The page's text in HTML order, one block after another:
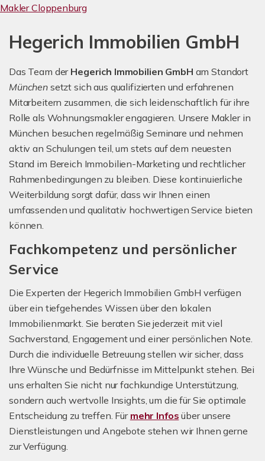
Makler Cloppenburg
Hegerich Immobilien GmbH
Das Team der Hegerich Immobilien GmbH am Standort
München setzt sich aus qualifizierten und erfahrenen
Mitarbeitern zusammen, die sich leidenschaftlich für ihre
Rolle als Wohnungsmakler engagieren. Unsere Makler in
München besuchen regelmäßig Seminare und nehmen
aktiv an Schulungen teil, um stets auf dem neuesten
Stand im Bereich Immobilien-Marketing und rechtlicher
Rahmenbedingungen zu bleiben. Diese kontinuierliche
Weiterbildung sorgt dafür, dass wir Ihnen einen
umfassenden und qualitativ hochwertigen Service bieten
können.
Fachkompetenz und persönlicher
Service
Die Experten der Hegerich Immobilien GmbH verfügen
über ein tiefgehendes Wissen über den lokalen
Immobilienmarkt. Sie beraten Sie jederzeit mit viel
Sachverstand, Engagement und einer persönlichen Note.
Durch die individuelle Betreuung stellen wir sicher, dass
Ihre Wünsche und Bedürfnisse im Mittelpunkt stehen. Bei
uns erhalten Sie nicht nur fachkundige Unterstützung,
sondern auch wertvolle Insights, um die für Sie optimale
Entscheidung zu treffen. Für mehr Infos über unsere
Dienstleistungen und Angebote stehen wir Ihnen gerne
zur Verfügung.